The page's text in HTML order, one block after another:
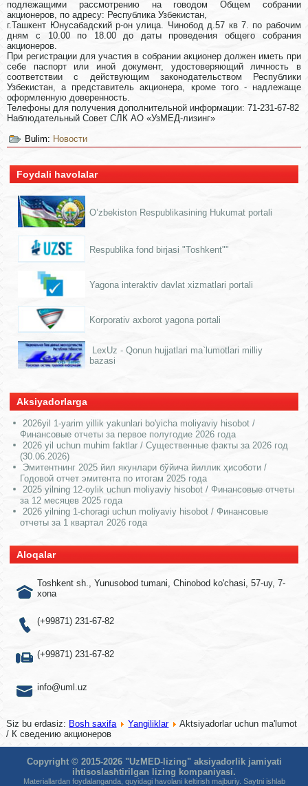
подлежащими рассмотрению на говодом Общем собрании
акционеров, по адресу: Республика Узбекистан,
г.Ташкент Юнусабадский р-он улица. Чинобод д.57 кв 7. по рабочим
дням с 10.00 по 18.00 до даты проведения общего собрания
акционеров.
При регистрации для участия в собрании акционер должен иметь при
себе паспорт или иной документ, удостоверяющий личность в
соответствии с действующим законодательством Республики
Узбекистан, а представитель акционера, кроме того - надлежаще
оформленную доверенность.
Телефоны для получения дополнительной информации: 71-231-67-82
Наблюдательный Совет СЛК АО «УзМЕД-лизинг»
Bulim: Новости
Foydali havolalar
O’zbekiston Respublikasining Hukumat portali
Respublika fond birjasi "Toshkent""
Yagona interaktiv davlat xizmatlari portali
Korporativ axborot yagona portali
LexUz - Qonun hujjatlari ma`lumotlari milliy
bazasi
Aksiyadorlarga
2026yil 1-yarim yillik yakunlari bo'yicha moliyaviy hisobot /
Финансовые отчеты за первое полугодие 2026 года
2026 yil uchun muhim faktlar / Существенные факты за 2026 год
(30.06.2026)
Эмитентнинг 2025 йил якунлари бўйича йиллик ҳисоботи /
Годовой отчет эмитента по итогам 2025 года
2025 yilning 12-oylik uchun moliyaviy hisobot / Финансовые отчеты
за 12 месяцев 2025 года
2026 yilning 1-choragi uchun moliyaviy hisobot / Финансовые
отчеты за 1 квартал 2026 года
Aloqalar
Toshkent sh., Yunusobod tumani, Chinobod ko'chasi, 57-uy, 7-
xona
(+99871) 231-67-82
(+99871) 231-67-82
info@uml.uz
Siz bu erdasiz: Bosh saxifa Yangiliklar
Aktsiyadorlar uchun ma'lumot
/ К сведению акционеров
Copyright © 2015-2026 "UzMED-lizing" aksiyadorlik jamiyati
ihtisoslashtirilgan lizing kompaniyasi.
Materiallardan foydalanganda, quyidagi havolani keltirish majburiy. Saytni ishlab